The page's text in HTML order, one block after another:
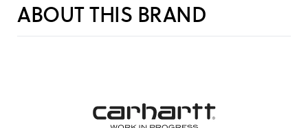
ABOUT THIS BRAND